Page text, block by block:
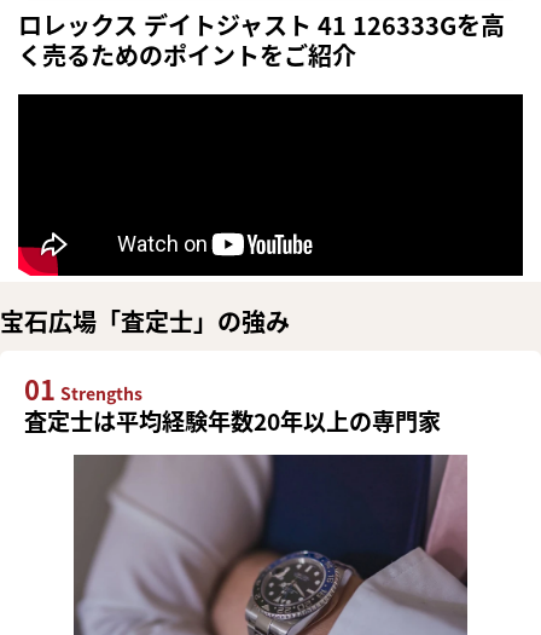
ロレックス デイトジャスト 41 126333Gを高
く売るためのポイントをご紹介
宝石広場「査定士」の強み
01 Strengths
査定士は平均経験年数20年以上の専門家